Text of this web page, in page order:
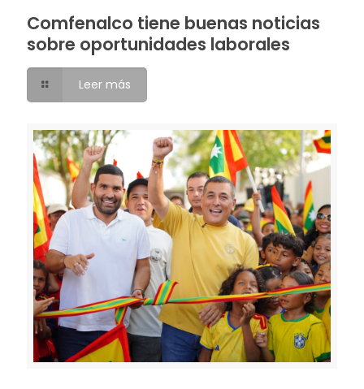
Comfenalco tiene buenas noticias
sobre oportunidades laborales
Leer más